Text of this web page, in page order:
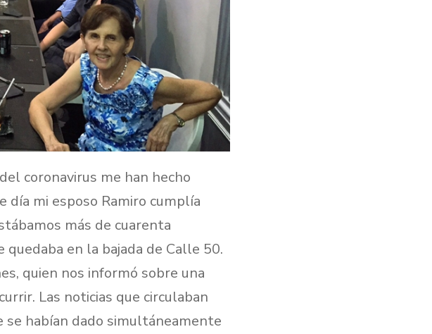
coronavirus me han hecho
día mi esposo Ramiro cumplía
más de cuarenta
en la bajada de Calle 50.
quien nos informó sobre una
Las noticias que circulaban
habían dado simultáneamente